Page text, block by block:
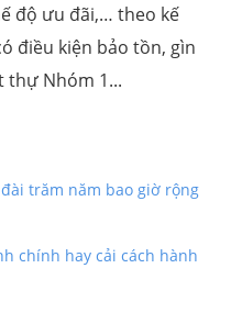
độ ưu đãi,… theo kế
điều kiện bảo tồn, gìn
thự Nhóm 1...
trăm năm bao giờ rộng
chính hay cải cách hành